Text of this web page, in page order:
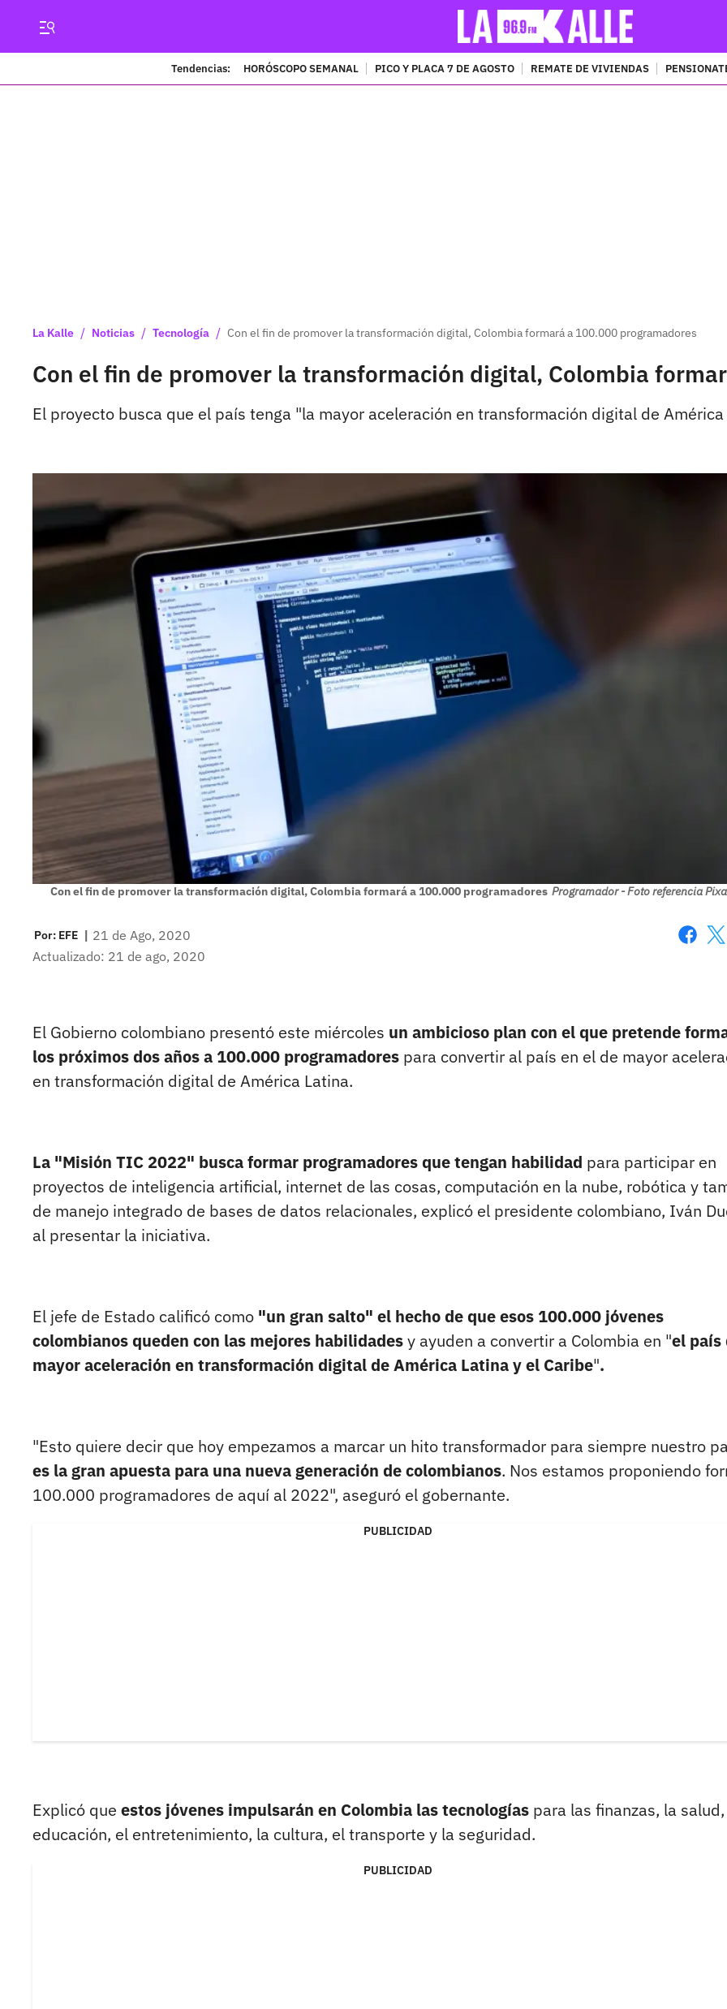
Tendencias: HORÓSCOPO SEMANAL PICO Y PLACA 7 DE AGOSTO REMATE DE VIVIENDAS
La Kalle / Noticias / Tecnología / Con el fin de promover la transformación digital, Colombia formará a 100.000 programadores
Con el fin de promover la transformación digital, Colombia
El proyecto busca que el país tenga "la mayor aceleración en transformación digital de
Con el fin de promover la transformación digital, Colombia formará a 100.000 programadores Programador - Foto referencia
Por: EFE | 21 de Ago, 2020
Actualizado: 21 de ago, 2020
El Gobierno colombiano presentó este miércoles un ambicioso plan con el que pretende
los próximos dos años a 100.000 programadores para convertir al país en el de mayor
en transformación digital de América Latina.
La "Misión TIC 2022" busca formar programadores que tengan habilidad para participar en
proyectos de inteligencia artificial, internet de las cosas, computación en la nube, robótica y
de manejo integrado de bases de datos relacionales, explicó el presidente colombiano, Iván
al presentar la iniciativa.
El jefe de Estado calificó como "un gran salto" el hecho de que esos 100.000 jóvenes
colombianos queden con las mejores habilidadesy ayuden a convertir a Colombia en "el país
mayor aceleración en transformación digital de América Latina y el Caribe".
"Esto quiere decir que hoy empezamos a marcar un hito transformador para siempre nuestro
es la gran apuesta para una nueva generación de colombianos. Nos estamos proponiendo
100.000 programadores de aquí al 2022", aseguró el gobernante.
PUBLICIDAD
Explicó que estos jóvenes impulsarán en Colombia las tecnologías para las finanzas, la
educación, el entretenimiento, la cultura, el transporte y la seguridad.
PUBLICIDAD